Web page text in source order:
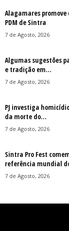
Alagamares promove
PDM de Sintra
7 de Agosto, 2026
Algumas sugestões
e tradição em...
7 de Agosto, 2026
PJ investiga
da morte do...
7 de Agosto, 2026
Sintra Pro Fest
referência mundial
7 de Agosto, 2026